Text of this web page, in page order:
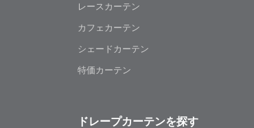
レースカーテン
カフェカーテン
シェードカーテン
特価カーテン
ドレープカーテンを探す